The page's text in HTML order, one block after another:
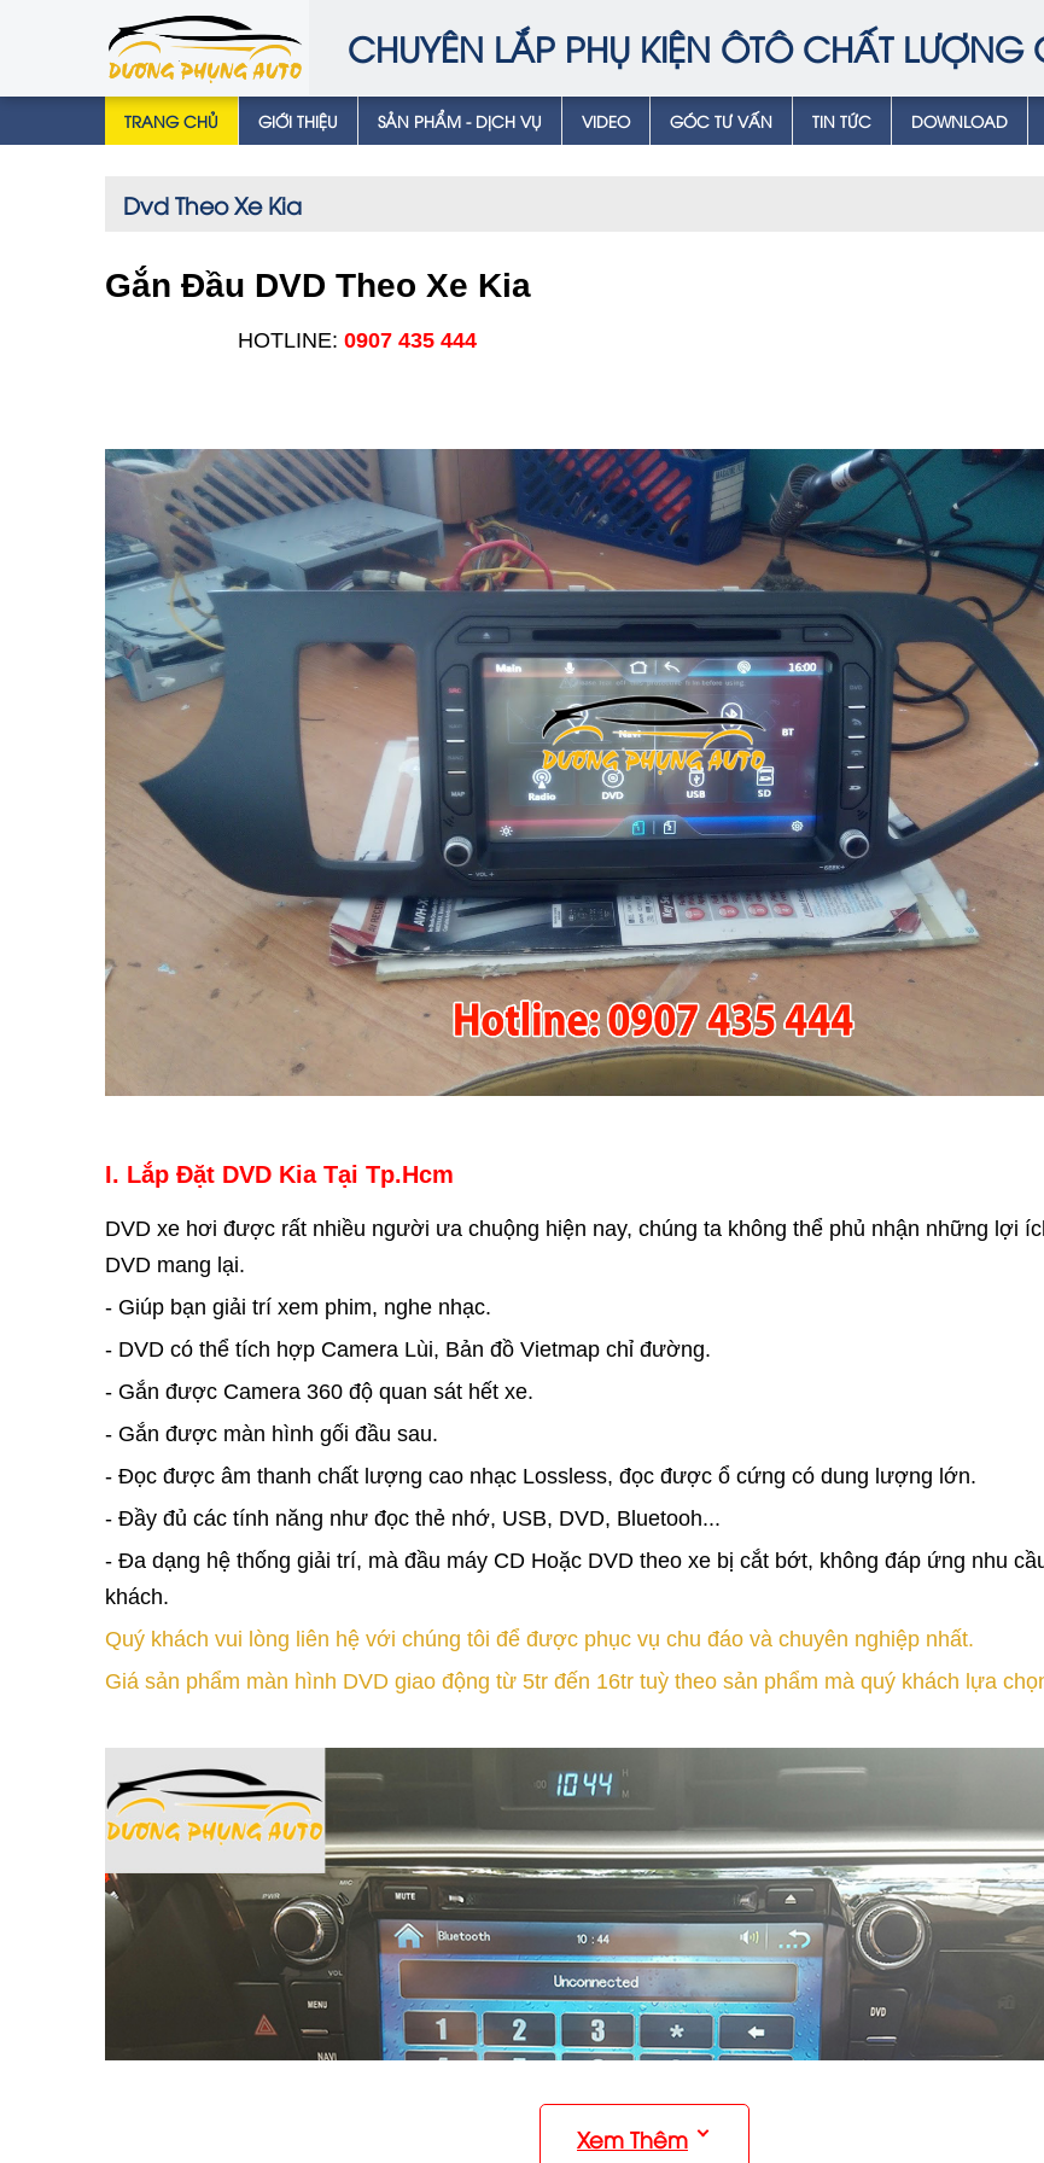
CHUYÊN LẮP PHỤ KIỆN ÔTÔ CHẤT
TRANG CHỦ GIỚI THIỆU SẢN PHẨM - DỊCH VỤ VIDEO GÓC TƯ VẤN TIN TỨC DOWNLOAD
Dvd Theo Xe Kia
Gắn Đầu DVD Theo Xe Kia
HOTLINE: 0907 435 444
I. Lắp Đặt DVD Kia Tại Tp.Hcm
DVD xe hơi được rất nhiều người ưa chuộng hiện nay, chúng ta không thể phủ nhận những lợi
DVD mang lại.
- Giúp bạn giải trí xem phim, nghe nhạc.
- DVD có thể tích hợp Camera Lùi, Bản đồ Vietmap chỉ đường.
- Gắn được Camera 360 độ quan sát hết xe.
- Gắn được màn hình gối đầu sau.
- Đọc được âm thanh chất lượng cao nhạc Lossless, đọc được ổ cứng có dung lượng lớn.
- Đầy đủ các tính năng như đọc thẻ nhớ, USB, DVD, Bluetooh...
- Đa dạng hệ thống giải trí, mà đầu máy CD Hoặc DVD theo xe bị cắt bớt, không đáp ứng nhu
khách.
Quý khách vui lòng liên hệ với chúng tôi để được phục vụ chu đáo và chuyên nghiệp nhất.
Giá sản phẩm màn hình DVD giao động từ 5tr đến 16tr tuỳ theo sản phẩm mà quý khách lựa
Xem Thêm